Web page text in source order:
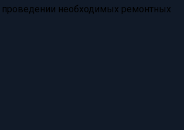
необходимых ремонтных